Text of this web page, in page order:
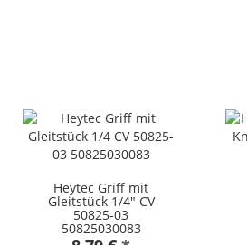
Heytec Griff mit
Gleitstück 1/4" CV
50825-03
50825030083